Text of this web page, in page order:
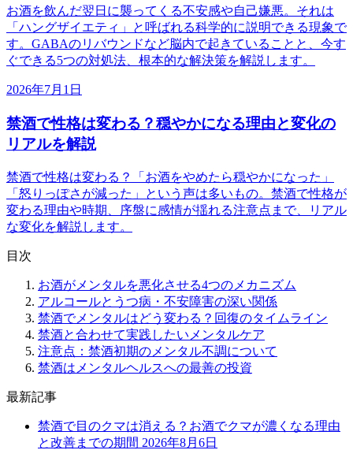
お酒を飲んだ翌日に襲ってくる不安感や自己嫌悪。それは
「ハングザイエティ」と呼ばれる科学的に説明できる現象で
す。GABAのリバウンドなど脳内で起きていることと、今す
ぐできる5つの対処法、根本的な解決策を解説します。
2026年7月1日
禁酒で性格は変わる？穏やかになる理由と変化の
リアルを解説
禁酒で性格は変わる？「お酒をやめたら穏やかになった」
「怒りっぽさが減った」という声は多いもの。禁酒で性格が
変わる理由や時期、序盤に感情が揺れる注意点まで、リアル
な変化を解説します。
目次
お酒がメンタルを悪化させる4つのメカニズム
アルコールとうつ病・不安障害の深い関係
禁酒でメンタルはどう変わる？回復のタイムライン
禁酒と合わせて実践したいメンタルケア
注意点：禁酒初期のメンタル不調について
禁酒はメンタルヘルスへの最善の投資
最新記事
禁酒で目のクマは消える？お酒でクマが濃くなる理由
と改善までの期間 2026年8月6日